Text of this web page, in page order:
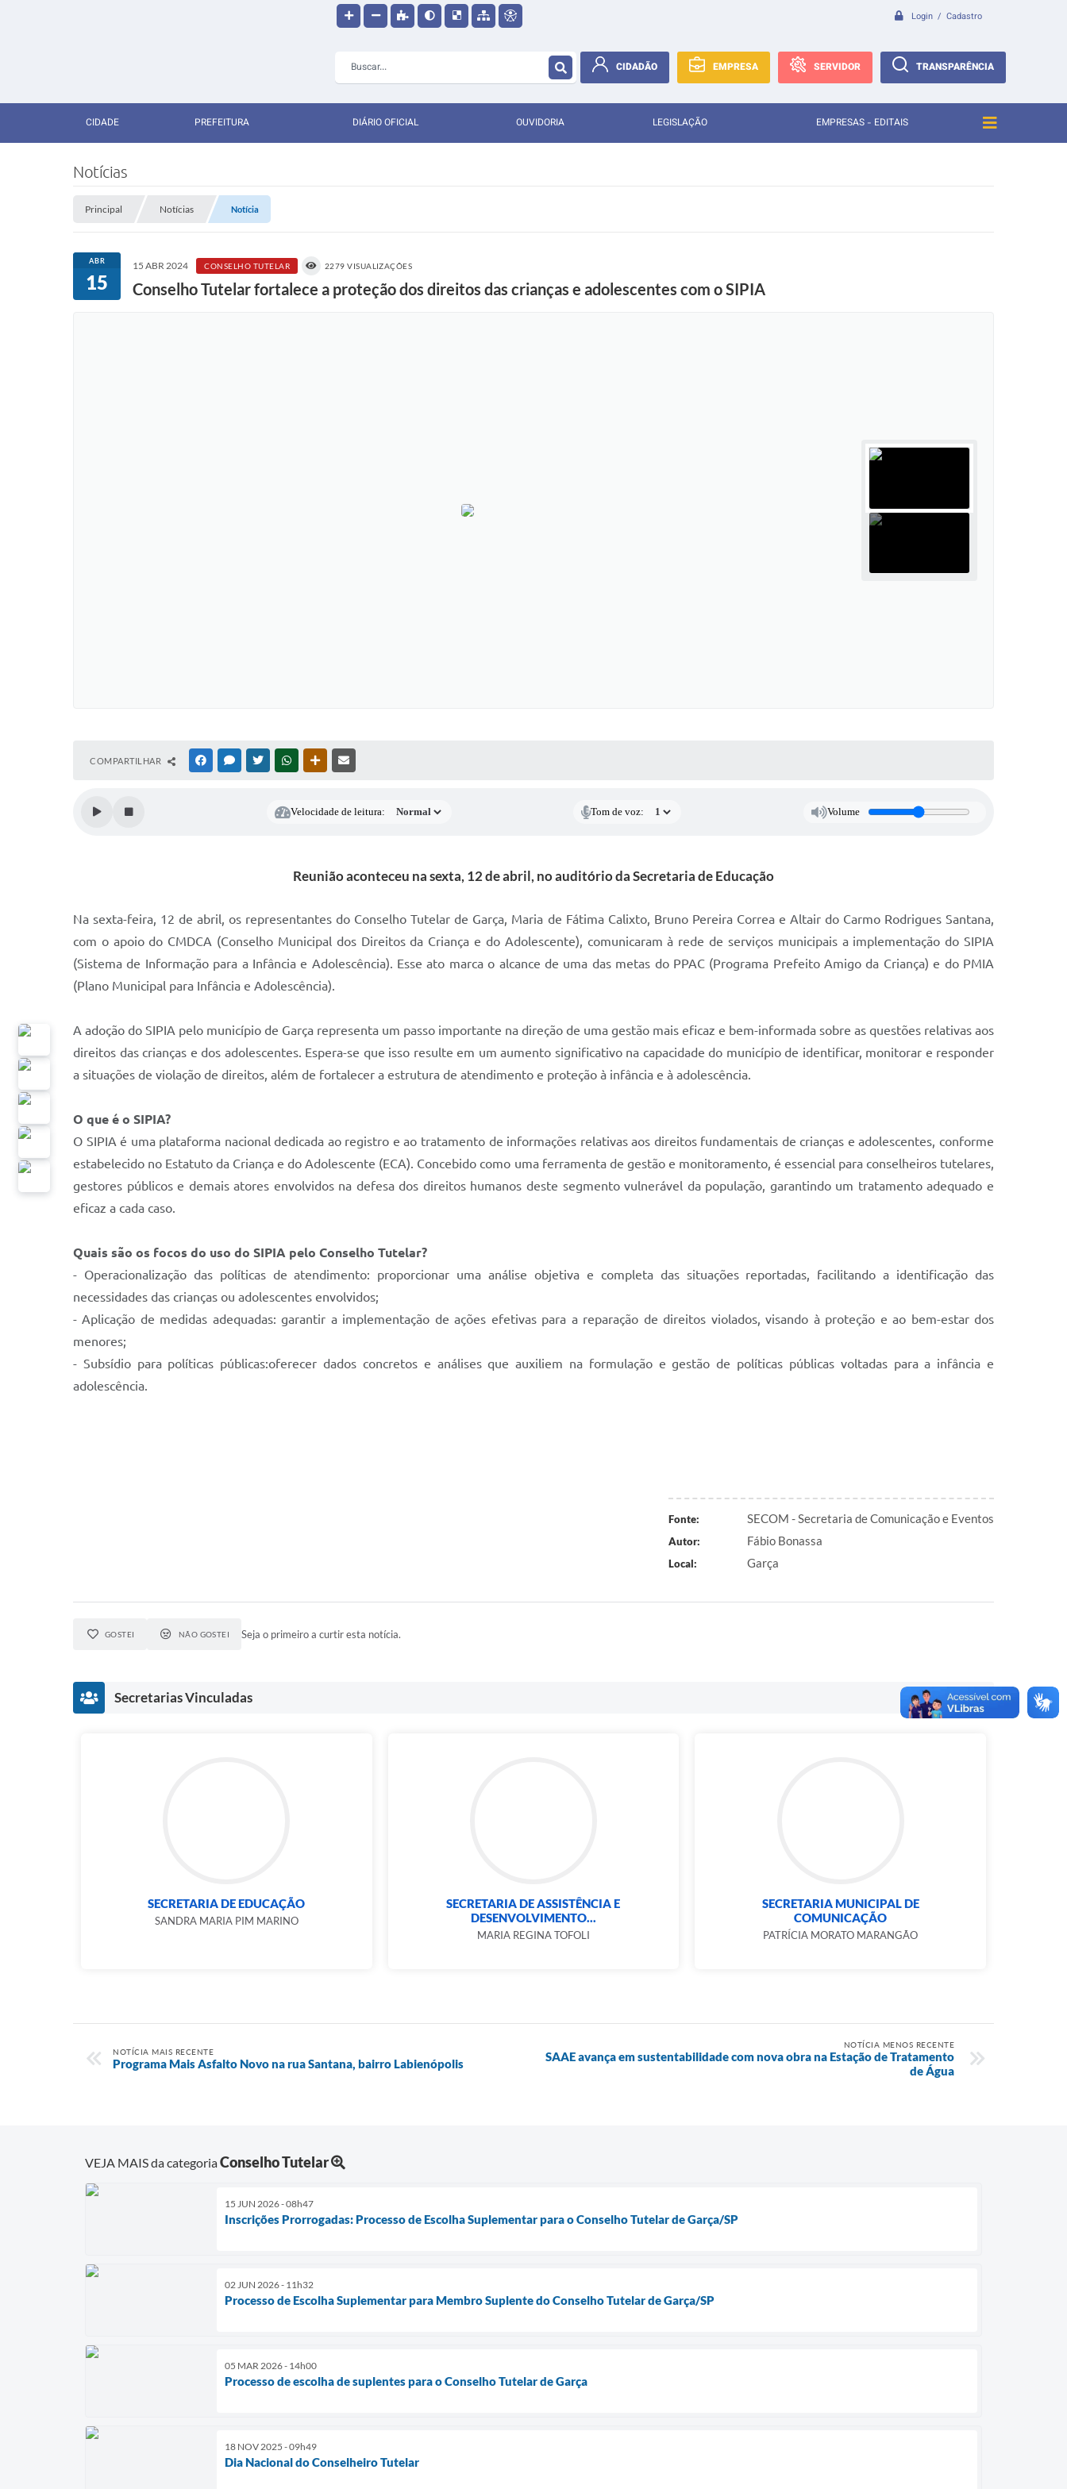
Login / Cadastro
CIDADÃO EMPRESA SERVIDOR TRANSPARÊNCIA
CIDADE PREFEITURA DIÁRIO OFICIAL OUVIDORIA LEGISLAÇÃO EMPRESAS - EDITAIS
Notícias
Principal Notícias Notícia
ABR
15
15 ABR 2024 CONSELHO TUTELAR 2279 VISUALIZAÇÕES
Conselho Tutelar fortalece a proteção dos direitos das crianças e adolescentes com o SIPIA
COMPARTILHAR FACEBOOKMESSENGER
TWITTERWHATSAPPOUTRAS MÍDIAS
Velocidade de leitura: Tom de voz: Volume
Reunião aconteceu na sexta, 12 de abril, no auditório da Secretaria de Educação
Na sexta-feira, 12 de abril, os representantes do Conselho Tutelar de Garça, Maria de Fátima Calixto, Bruno Pereira Correa e Altair do Carmo Rodrigues Santana,
com o apoio do CMDCA (Conselho Municipal dos Direitos da Criança e do Adolescente), comunicaram à rede de serviços municipais a implementação do SIPIA
(Sistema de Informação para a Infância e Adolescência). Esse ato marca o alcance de uma das metas do PPAC (Programa Prefeito Amigo da Criança) e do PMIA
(Plano Municipal para Infância e Adolescência).
A adoção do SIPIA pelo município de Garça representa um passo importante na direção de uma gestão mais eficaz e bem-informada sobre as questões relativas aos
direitos das crianças e dos adolescentes. Espera-se que isso resulte em um aumento significativo na capacidade do município de identificar, monitorar e responder
a situações de violação de direitos, além de fortalecer a estrutura de atendimento e proteção à infância e à adolescência.
O que é o SIPIA?
O SIPIA é uma plataforma nacional dedicada ao registro e ao tratamento de informações relativas aos direitos fundamentais de crianças e adolescentes, conforme
estabelecido no Estatuto da Criança e do Adolescente (ECA). Concebido como uma ferramenta de gestão e monitoramento, é essencial para conselheiros tutelares,
gestores públicos e demais atores envolvidos na defesa dos direitos humanos deste segmento vulnerável da população, garantindo um tratamento adequado e
eficaz a cada caso.
Quais são os focos do uso do SIPIA pelo Conselho Tutelar?
- Operacionalização das políticas de atendimento: proporcionar uma análise objetiva e completa das situações reportadas, facilitando a identificação das
necessidades das crianças ou adolescentes envolvidos;
- Aplicação de medidas adequadas: garantir a implementação de ações efetivas para a reparação de direitos violados, visando à proteção e ao bem-estar dos
menores;
- Subsídio para políticas públicas:oferecer dados concretos e análises que auxiliem na formulação e gestão de políticas públicas voltadas para a infância e
adolescência.
Fonte: SECOM - Secretaria de Comunicação e Eventos
Autor: Fábio Bonassa
Local: Garça
GOSTEI NÃO GOSTEI Seja o primeiro a curtir esta notícia.
Secretarias Vinculadas
SECRETARIA DE EDUCAÇÃO
SANDRA MARIA PIM MARINO
SECRETARIA DE ASSISTÊNCIA E
DESENVOLVIMENTO...
MARIA REGINA TOFOLI
SECRETARIA MUNICIPAL DE
COMUNICAÇÃO
PATRÍCIA MORATO MARANGÃO
NOTÍCIA MAIS RECENTE
Programa Mais Asfalto Novo na rua Santana, bairro Labienópolis
NOTÍCIA MENOS RECENTE
SAAE avança em sustentabilidade com nova obra na Estação de Tratamento
de Água
VEJA MAIS da categoriaConselho Tutelar
15 JUN 2026 - 08h47
Inscrições Prorrogadas: Processo de Escolha Suplementar para o Conselho Tutelar de Garça/SP
02 JUN 2026 - 11h32
Processo de Escolha Suplementar para Membro Suplente do Conselho Tutelar de Garça/SP
05 MAR 2026 - 14h00
Processo de escolha de suplentes para o Conselho Tutelar de Garça
18 NOV 2025 - 09h49
Dia Nacional do Conselheiro Tutelar